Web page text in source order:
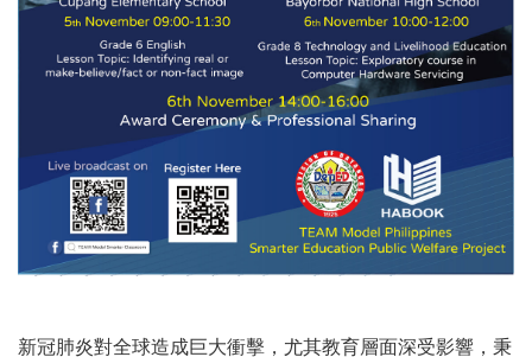
新冠肺炎對全球造成巨大衝擊，尤其教育層面深受影響，秉